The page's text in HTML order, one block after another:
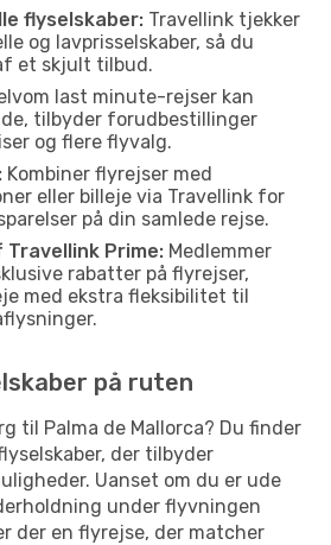
flyselskaber: Travellink tjekker
og lavprisselskaber, så du
et skjult tilbud.
last minute-rejser kan
tilbyder forudbestillinger
og flere flyvalg.
Kombiner flyrejser med
eller billeje via Travellink for
på din samlede rejse.
Travellink Prime: Medlemmer
rabatter på flyrejser,
med ekstra fleksibilitet til
på ruten
til Palma de Mallorca? Du finder
der tilbyder
Uanset om du er ude
under flyvningen
der en flyrejse, der matcher